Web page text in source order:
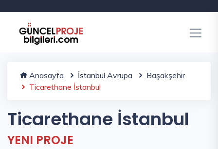
Anasayfa İstanbul Avrupa
Başakşehir
Ticarethane İstanbul
Ticarethane İstanbul
YENI PROJE